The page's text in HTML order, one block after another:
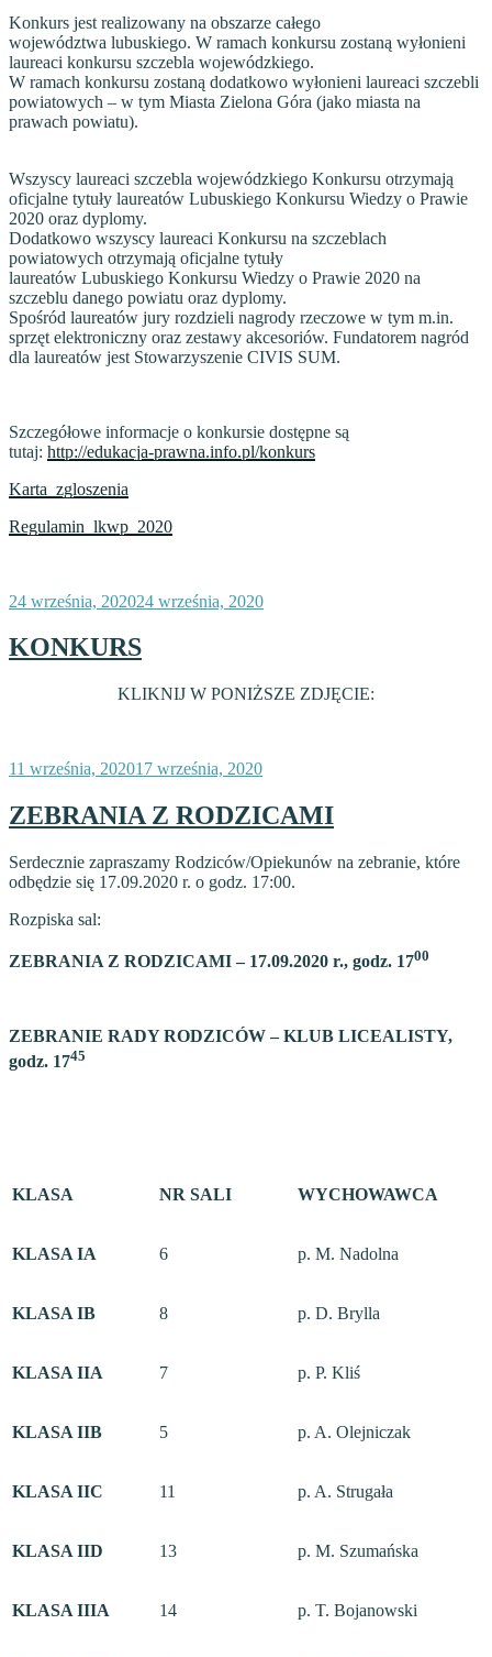
Konkurs jest realizowany na obszarze całego
województwa lubuskiego. W ramach konkursu zostaną wyłonieni
laureaci konkursu szczebla wojewódzkiego.
W ramach konkursu zostaną dodatkowo wyłonieni laureaci szczebli
powiatowych – w tym Miasta Zielona Góra (jako miasta na
prawach powiatu).
Wszyscy laureaci szczebla wojewódzkiego Konkursu otrzymają
oficjalne tytuły laureatów Lubuskiego Konkursu Wiedzy o Prawie
2020 oraz dyplomy.
Dodatkowo wszyscy laureaci Konkursu na szczeblach
powiatowych otrzymają oficjalne tytuły
laureatów Lubuskiego Konkursu Wiedzy o Prawie 2020 na
szczeblu danego powiatu oraz dyplomy.
Spośród laureatów jury rozdzieli nagrody rzeczowe w tym m.in.
sprzęt elektroniczny oraz zestawy akcesoriów. Fundatorem nagród
dla laureatów jest Stowarzyszenie CIVIS SUM.
Szczegółowe informacje o konkursie dostępne są
tutaj: http://edukacja-prawna.info.pl/konkurs
Karta_zgloszenia
Regulamin_lkwp_2020
Opublikowane
24 września, 202024 września, 2020
KONKURS
KLIKNIJ W PONIŻSZE ZDJĘCIE:
Opublikowane
11 września, 202017 września, 2020
ZEBRANIA Z RODZICAMI
Serdecznie zapraszamy Rodziców/Opiekunów na zebranie, które
odbędzie się 17.09.2020 r. o godz. 17:00.
Rozpiska sal:
ZEBRANIA Z RODZICAMI – 17.09.2020 r., godz. 1700
ZEBRANIE RADY RODZICÓW – KLUB LICEALISTY,
godz. 1745
KLASA NR SALI WYCHOWAWCA
KLASA IA 6 p. M. Nadolna
KLASA IB 8 p. D. Brylla
KLASA IIA 7 p. P. Kliś
KLASA IIB 5 p. A. Olejniczak
KLASA IIC 11 p. A. Strugała
KLASA IID 13 p. M. Szumańska
KLASA IIIA 14 p. T. Bojanowski